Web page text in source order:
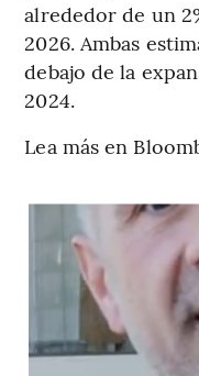
alrededor de un
2026. Ambas
debajo de la
2024.
Lea más en